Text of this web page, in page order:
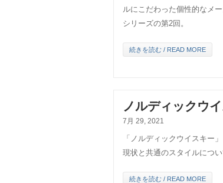
ルにこだわった個性的なメ
シリーズの第2回。
続きを読む / READ MORE
ノルディックウイ
7月 29, 2021
「ノルディックウイスキー
現状と共通のスタイルにつ
続きを読む / READ MORE